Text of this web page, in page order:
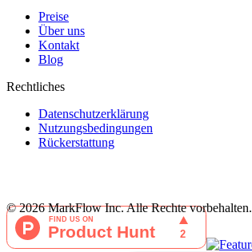
Preise
Über uns
Kontakt
Blog
Rechtliches
Datenschutzerklärung
Nutzungsbedingungen
Rückerstattung
©2026MarkFlow Inc.Alle Rechte vorbehalten.